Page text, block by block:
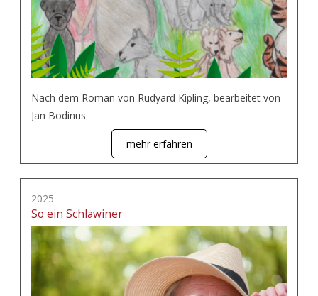
Nach dem Roman von Rudyard Kipling, bearbeitet von
Jan Bodinus
mehr erfahren
2025
So ein Schlawiner